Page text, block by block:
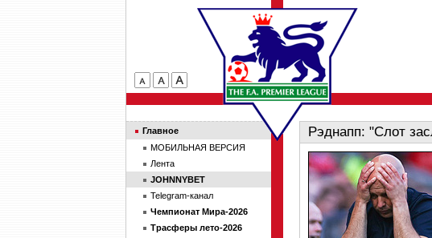
Рэднапп: "Слот
Главное
МОБИЛЬНАЯ ВЕРСИЯ
Лента
JOHNNYBET
Telegram-канал
Чемпионат Мира-2026
Трасферы лето-2026